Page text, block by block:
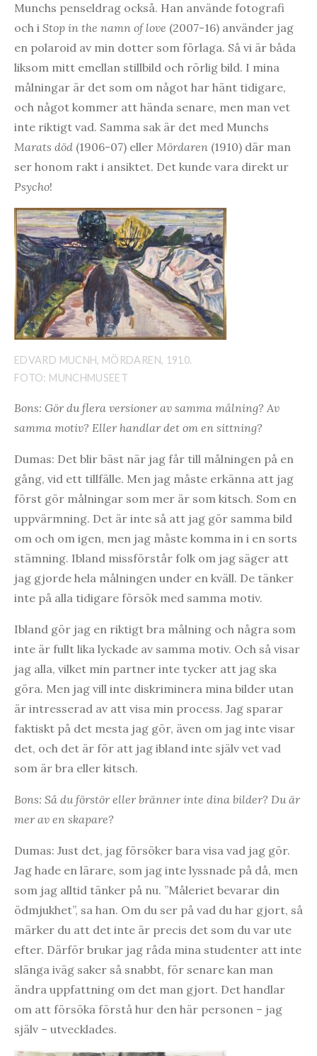
Munchs penseldrag också. Han använde fotografi
och i Stop in the namn of love (2007-16) använder jag
en polaroid av min dotter som förlaga. Så vi är båda
liksom mitt emellan stillbild och rörlig bild. I mina
målningar är det som om något har hänt tidigare,
och något kommer att hända senare, men man vet
inte riktigt vad. Samma sak är det med Munchs
Marats död (1906-07) eller Mördaren (1910) där man
ser honom rakt i ansiktet. Det kunde vara direkt ur
Psycho!
EDVARD MUCNH, MÖRDAREN, 1910.
FOTO: MUNCHMUSEET
Bons: Gör du flera versioner av samma målning? Av
samma motiv? Eller handlar det om en sittning?
Dumas: Det blir bäst när jag får till målningen på en
gång, vid ett tillfälle. Men jag måste erkänna att jag
först gör målningar som mer är som kitsch. Som en
uppvärmning. Det är inte så att jag gör samma bild
om och om igen, men jag måste komma in i en sorts
stämning. Ibland missförstår folk om jag säger att
jag gjorde hela målningen under en kväll. De tänker
inte på alla tidigare försök med samma motiv.
Ibland gör jag en riktigt bra målning och några som
inte är fullt lika lyckade av samma motiv. Och så visar
jag alla, vilket min partner inte tycker att jag ska
göra. Men jag vill inte diskriminera mina bilder utan
är intresserad av att visa min process. Jag sparar
faktiskt på det mesta jag gör, även om jag inte visar
det, och det är för att jag ibland inte själv vet vad
som är bra eller kitsch.
Bons: Så du förstör eller bränner inte dina bilder? Du är
mer av en skapare?
Dumas: Just det, jag försöker bara visa vad jag gör.
Jag hade en lärare, som jag inte lyssnade på då, men
som jag alltid tänker på nu. ”Måleriet bevarar din
ödmjukhet”, sa han. Om du ser på vad du har gjort, så
märker du att det inte är precis det som du var ute
efter. Därför brukar jag råda mina studenter att inte
slänga iväg saker så snabbt, för senare kan man
ändra uppfattning om det man gjort. Det handlar
om att försöka förstå hur den här personen – jag
själv – utvecklades.